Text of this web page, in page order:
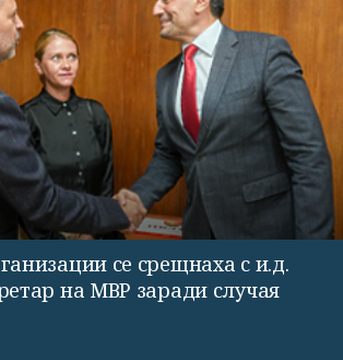
се срещнаха с и.д.
на МВР заради случая